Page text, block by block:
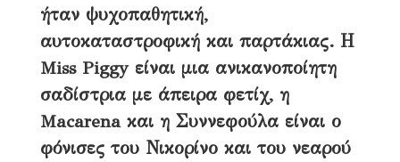
ήταν ψυχοπαθητική,
αυτοκαταστροφική και παρτάκιας. Η
Miss Piggy είναι μια ανικανοποίητη
σαδίστρια με άπειρα φετίχ, η
Macarena και η Συννεφούλα είναι ο
φόνισες του Νικορίνο και του νεαρού